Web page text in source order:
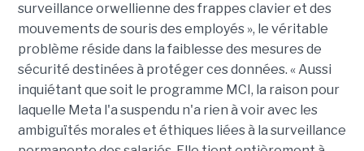
surveillance orwellienne des frappes clavier et des
mouvements de souris des employés », le véritable
problème réside dans la faiblesse des mesures de
sécurité destinées à protéger ces données. « Aussi
inquiétant que soit le programme MCI, la raison pour
laquelle Meta l'a suspendu n'a rien à voir avec les
ambiguïtés morales et éthiques liées à la surveillance